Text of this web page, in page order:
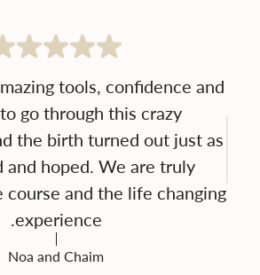
tools, confidence and
go through this crazy
the birth turned out just as
and hoped. We are truly
and the life changing
experience.
Noa and Chaim